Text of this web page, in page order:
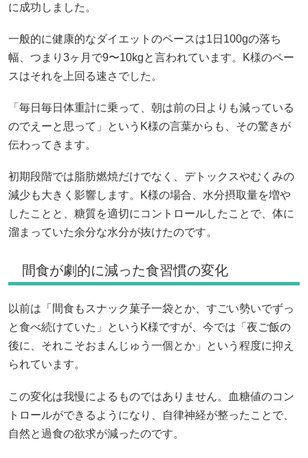
に成功しました。
一般的に健康的なダイエットのペースは1日100gの落ち
幅、つまり3ヶ月で9〜10kgと言われています。K様のペー
スはそれを上回る速さでした。
「毎日毎日体重計に乗って、朝は前の日よりも減っている
のでえーと思って」というK様の言葉からも、その驚きが
伝わってきます。
初期段階では脂肪燃焼だけでなく、デトックスやむくみの
減少も大きく影響します。K様の場合、水分摂取量を増や
したことと、糖質を適切にコントロールしたことで、体に
溜まっていた余分な水分が抜けたのです。
間食が劇的に減った食習慣の変化
以前は「間食もスナック菓子一袋とか、すごい勢いでずっ
と食べ続けていた」というK様ですが、今では「夜ご飯の
後に、それこそおまんじゅう一個とか」という程度に抑え
られています。
この変化は我慢によるものではありません。血糖値のコン
トロールができるようになり、自律神経が整ったことで、
自然と過食の欲求が減ったのです。